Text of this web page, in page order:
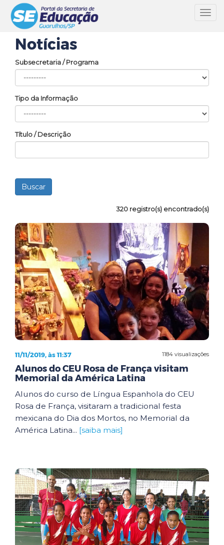
Notícias
Subsecretaria / Programa
Tipo da Informação
Título / Descrição
320 registro(s) encontrado(s)
1184 visualizações
11/11/2019, às 11:37
Alunos do CEU Rosa de França visitam
Memorial da América Latina
Alunos do curso de Língua Espanhola do CEU
Rosa de França, visitaram a tradicional festa
mexicana do Dia dos Mortos, no Memorial da
América Latina... [saiba mais]